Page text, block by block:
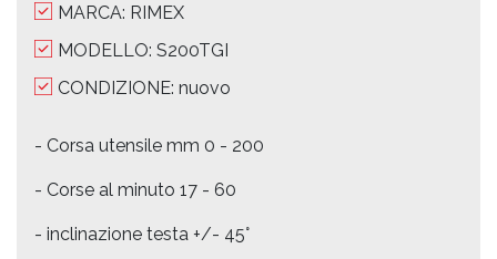
MARCA: RIMEX
MODELLO: S200TGI
CONDIZIONE: nuovo
- Corsa utensile mm 0 - 200
- Corse al minuto 17 - 60
- inclinazione testa +/- 45°